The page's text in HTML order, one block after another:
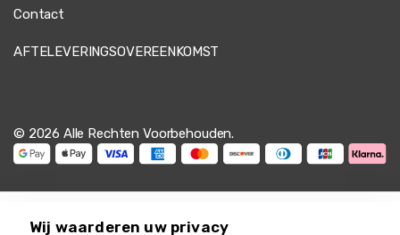
Contact
AFTELEVERINGSOVEREENKOMST
© 2026 Alle Rechten Voorbehouden.
Wij waarderen uw privacy